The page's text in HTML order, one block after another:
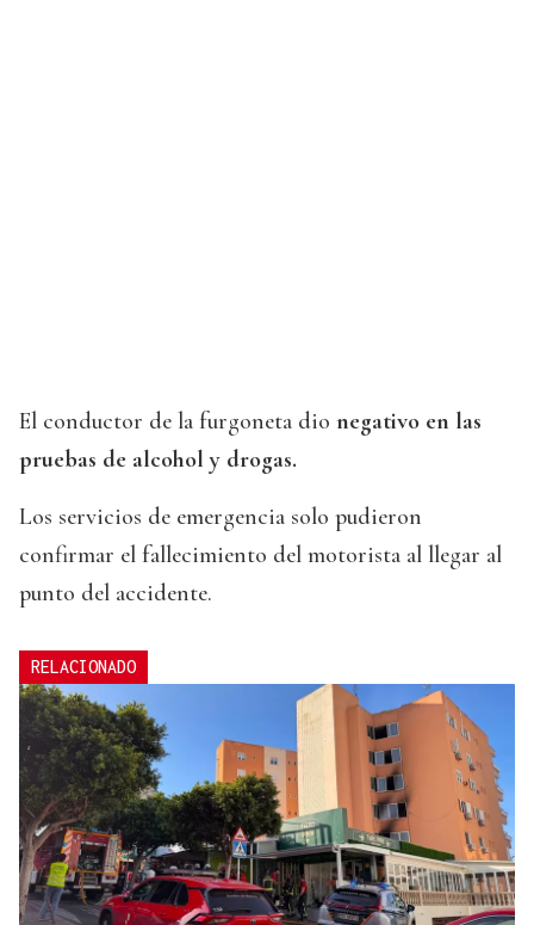
El conductor de la furgoneta dio negativo en las
pruebas de alcohol y drogas.
Los servicios de emergencia solo pudieron
confirmar el fallecimiento del motorista al llegar al
punto del accidente.
RELACIONADO